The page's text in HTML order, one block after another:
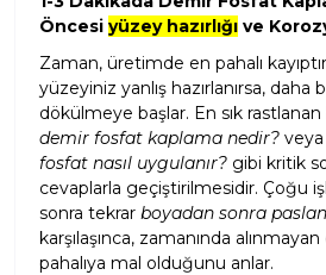
Öncesi yüzey hazırlığı ve
Zaman, üretimde en pahalı
yüzeyiniz yanlış hazırlanırsa, daha
dökülmeye başlar. En sık
demir fosfat kaplama nedir? veya
fosfat nasıl uygulanır? gibi kritik
cevaplarla geçiştirilmesidir. Çoğu
sonra tekrar boyadan sonra
karşılaşınca, zamanında
pahalıya mal olduğunu anlar.